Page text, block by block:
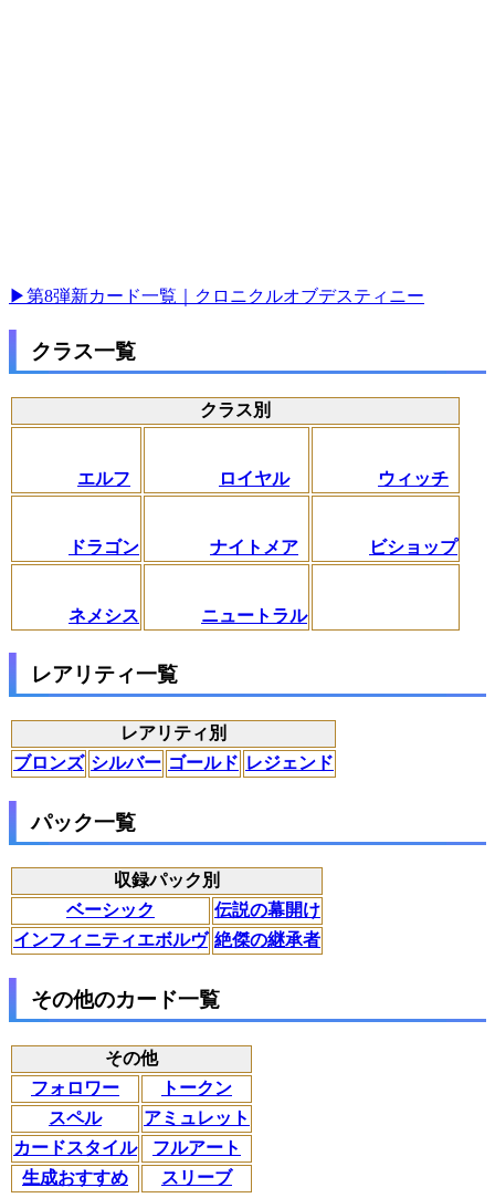
▶第8弾新カード一覧｜クロニクルオブデスティニー
クラス一覧
クラス別
エルフ ロイヤル ウィッチ
ドラゴン ナイトメア ビショップ
ネメシス ニュートラル
レアリティ一覧
レアリティ別
ブロンズ シルバー ゴールド レジェンド
パック一覧
収録パック別
ベーシック
伝説の幕開け
インフィニティエボルヴ 絶傑の継承者
その他のカード一覧
その他
フォロワー
トークン
スペル
アミュレット
カードスタイル
フルアート
生成おすすめ
スリーブ